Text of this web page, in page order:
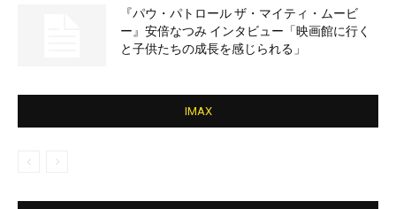
『パウ・パトロール ザ・マイティ・ムービ
ー』安倍なつみ インタビュー「映画館に行く
と子供たちの成長を感じられる」
IMAX